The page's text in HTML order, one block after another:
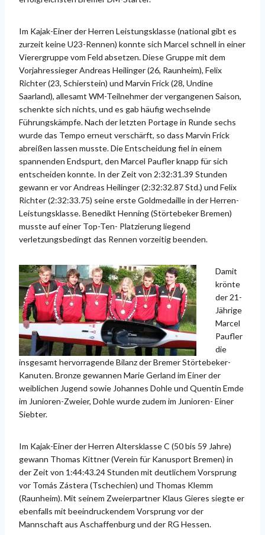
Im Kajak-Einer der Herren Leistungsklasse (national gibt es
zurzeit keine U23-Rennen) konnte sich Marcel schnell in einer
Vierergruppe vom Feld absetzen. Diese Gruppe mit dem
Vorjahressieger Andreas Heilinger (26, Raunheim), Felix
Richter (23, Schierstein) und Marvin Frick (28, Undine
Saarland), allesamt WM-Teilnehmer der vergangenen Saison,
schenkte sich nichts, und es gab häufig wechselnde
Führungskämpfe. Nach der letzten Portage in Runde sechs
wurde das Tempo erneut verschärft, so dass Marvin Frick
abreißen lassen musste. Die Entscheidung fiel in einem
spannenden Endspurt, den Marcel Paufler knapp für sich
entscheiden konnte. In der Zeit von 2:32:31.39 Stunden
gewann er vor Andreas Heilinger (2:32:32.87 Std.) und Felix
Richter (2:32:33.75) seine erste Goldmedaille in der Herren-
Leistungsklasse. Benedikt Henning (Störtebeker Bremen)
musste auf einer Top-Ten- Platzierung liegend
verletzungsbedingt das Rennen vorzeitig beenden.
Damit
krönte
der 21-
Jährige
Marcel
Paufler
die
insgesamt hervorragende Bilanz der Bremer Störtebeker-
Kanuten. Bronze gewannen Marie Gerland im Einer der
weiblichen Jugend sowie Johannes Dohle und Quentin Emde
im Junioren-Zweier, Dohle wurde zudem im Junioren- Einer
Siebter.
Im Kajak-Einer der Herren Altersklasse C (50 bis 59 Jahre)
gewann Thomas Kittner (Verein für Kanusport Bremen) in
der Zeit von 1:44:43.24 Stunden mit deutlichem Vorsprung
vor Tomás Zástera (Tschechien) und Thomas Klemm
(Raunheim). Mit seinem Zweierpartner Klaus Gieres siegte er
ebenfalls mit beeindruckendem Vorsprung vor der
Mannschaft aus Aschaffenburg und der RG Hessen.